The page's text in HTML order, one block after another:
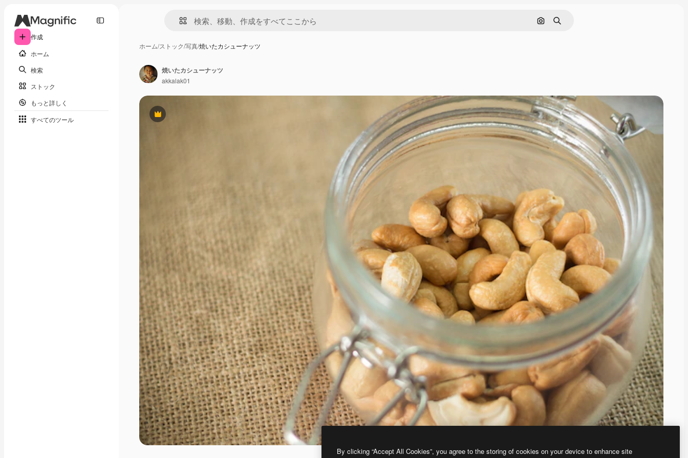
作成
ホーム
検索
ストック
もっと詳しく
すべてのツール
画像で検索
検索
ホーム/ストック/写真/焼いたカシューナッツ
Premium
焼いたカシューナッツ
akkalak01
By clicking “Accept All Cookies”, you agree to the storing of cookies on your device to enhance site